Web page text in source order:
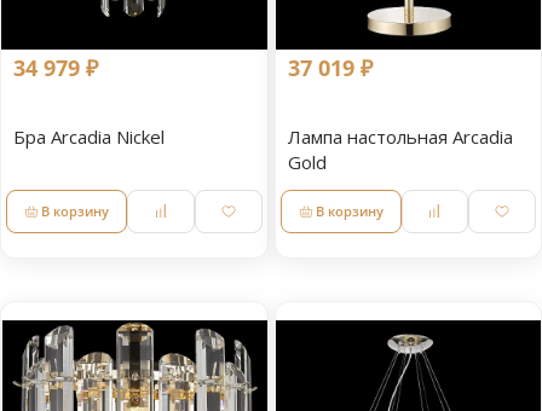
34 979 ₽
Бра Arcadia Nickel
В корзину
37 019 ₽
Лампа настольная Arcadia
Gold
В корзину